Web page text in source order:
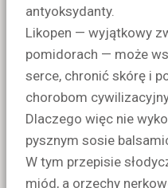
antyoksydanty.
Likopen — wyjątkowy
pomidorach — może
serce, chronić skórę i
chorobom
Dlaczego więc nie
pysznym sosie
W tym przepisie
miód, a orzechy